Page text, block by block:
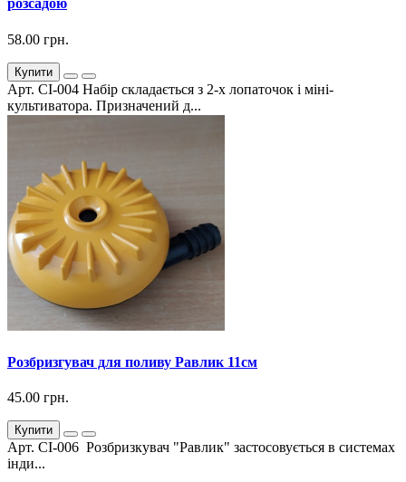
розсадою
58.00 грн.
Купити
Арт. СІ-004 Набір складається з 2-х лопаточок і міні-
культиватора. Призначений д...
Розбризгувач для поливу Равлик 11см
45.00 грн.
Купити
Арт. СІ-006 Розбризкувач "Равлик" застосовується в системах
інди...